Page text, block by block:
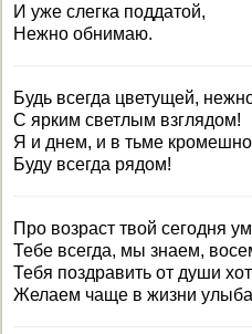
И уже слегка поддатой,
Нежно обнимаю.
Будь всегда цветущей,
С ярким светлым взглядом!
Я и днем, и в тьме
Буду всегда рядом!
Про возраст твой сегодня
Тебе всегда, мы знаем,
Тебя поздравить от души
Желаем чаще в жизни